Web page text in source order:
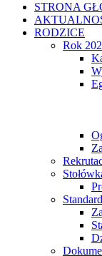
STRONA
RODZICE
Rok